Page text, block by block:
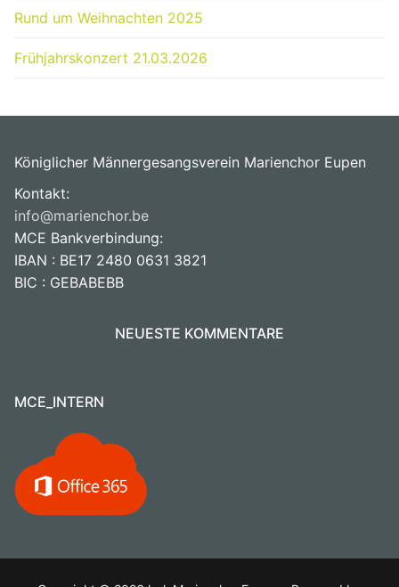
Rund um Weihnachten 2025
Frühjahrskonzert 21.03.2026
Königlicher Männergesangsverein Marienchor Eupen
Kontakt:
info@marienchor.be
MCE Bankverbindung:
IBAN : BE17 2480 0631 3821
BIC : GEBABEBB
NEUESTE KOMMENTARE
MCE_INTERN